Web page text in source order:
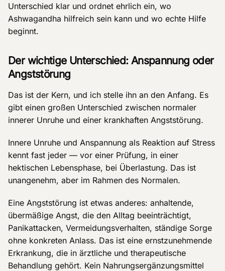
Unterschied klar und ordnet ehrlich ein, wo
Ashwagandha hilfreich sein kann und wo echte Hilfe
beginnt.
Der wichtige Unterschied: Anspannung oder
Angststörung
Das ist der Kern, und ich stelle ihn an den Anfang. Es
gibt einen großen Unterschied zwischen normaler
innerer Unruhe und einer krankhaften Angststörung.
Innere Unruhe und Anspannung als Reaktion auf Stress
kennt fast jeder — vor einer Prüfung, in einer
hektischen Lebensphase, bei Überlastung. Das ist
unangenehm, aber im Rahmen des Normalen.
Eine Angststörung ist etwas anderes: anhaltende,
übermäßige Angst, die den Alltag beeinträchtigt,
Panikattacken, Vermeidungsverhalten, ständige Sorge
ohne konkreten Anlass. Das ist eine ernstzunehmende
Erkrankung, die in ärztliche und therapeutische
Behandlung gehört. Kein Nahrungsergänzungsmittel